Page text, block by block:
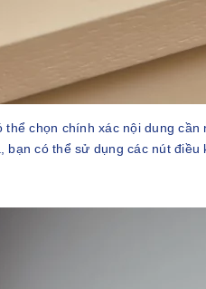
chọn chính xác nội dung
có thể sử dụng các nút